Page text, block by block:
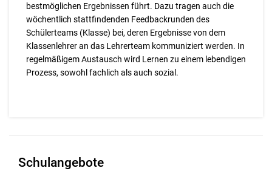
bestmöglichen Ergebnissen führt. Dazu tragen auch die
wöchentlich stattfindenden Feedbackrunden des
Schülerteams (Klasse) bei, deren Ergebnisse von dem
Klassenlehrer an das Lehrerteam kommuniziert werden. In
regelmäßigem Austausch wird Lernen zu einem lebendigen
Prozess, sowohl fachlich als auch sozial.
Schulangebote